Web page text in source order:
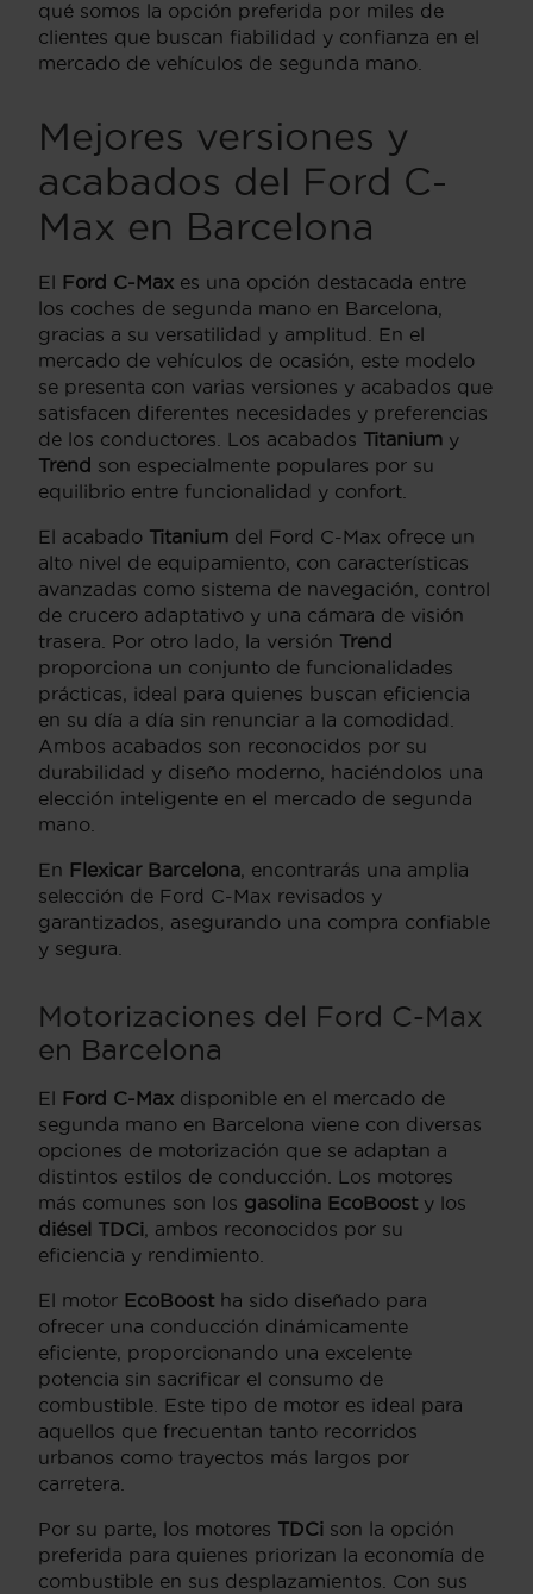
qué somos la opción preferida por miles de
clientes que buscan fiabilidad y confianza en el
mercado de vehículos de segunda mano.
Mejores versiones y
acabados del Ford C-
Max en Barcelona
El Ford C-Max es una opción destacada entre
los coches de segunda mano en Barcelona,
gracias a su versatilidad y amplitud. En el
mercado de vehículos de ocasión, este modelo
se presenta con varias versiones y acabados que
satisfacen diferentes necesidades y preferencias
de los conductores. Los acabados Titanium y
Trend son especialmente populares por su
equilibrio entre funcionalidad y confort.
El acabado Titanium del Ford C-Max ofrece un
alto nivel de equipamiento, con características
avanzadas como sistema de navegación, control
de crucero adaptativo y una cámara de visión
trasera. Por otro lado, la versión Trend
proporciona un conjunto de funcionalidades
prácticas, ideal para quienes buscan eficiencia
en su día a día sin renunciar a la comodidad.
Ambos acabados son reconocidos por su
durabilidad y diseño moderno, haciéndolos una
elección inteligente en el mercado de segunda
mano.
En Flexicar Barcelona, encontrarás una amplia
selección de Ford C-Max revisados y
garantizados, asegurando una compra confiable
y segura.
Motorizaciones del Ford C-Max
en Barcelona
El Ford C-Max disponible en el mercado de
segunda mano en Barcelona viene con diversas
opciones de motorización que se adaptan a
distintos estilos de conducción. Los motores
más comunes son los gasolina EcoBoost y los
diésel TDCi, ambos reconocidos por su
eficiencia y rendimiento.
El motor EcoBoost ha sido diseñado para
ofrecer una conducción dinámicamente
eficiente, proporcionando una excelente
potencia sin sacrificar el consumo de
combustible. Este tipo de motor es ideal para
aquellos que frecuentan tanto recorridos
urbanos como trayectos más largos por
carretera.
Por su parte, los motores TDCi son la opción
preferida para quienes priorizan la economía de
combustible en sus desplazamientos. Con sus